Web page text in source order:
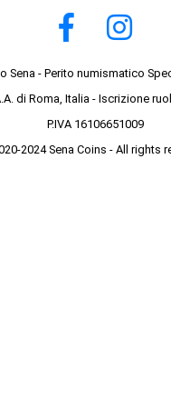
Sena - Perito numismatico
di Roma, Italia - Iscrizione
P.IVA 16106651009
2024 Sena Coins - All rights